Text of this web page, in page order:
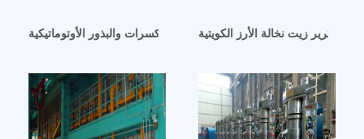
آلة عصر زيت المكسرات والبذور الأوتوماتيكية lk80 في قطر
آلة تكرير زيت نخالة الأرز الكويتية